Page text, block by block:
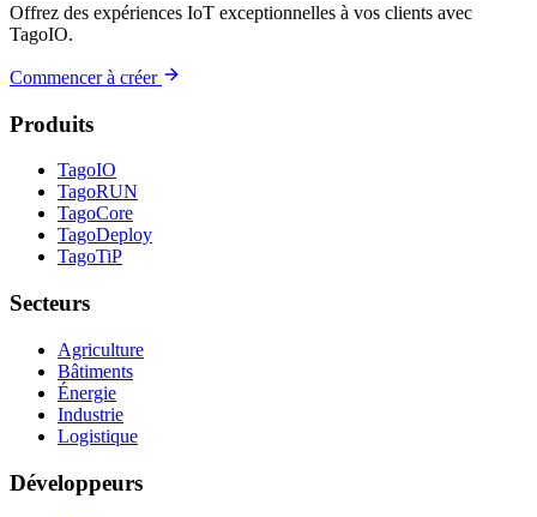
Offrez des expériences IoT exceptionnelles à vos clients avec
TagoIO.
Commencer à créer
Produits
TagoIO
TagoRUN
TagoCore
TagoDeploy
TagoTiP
Secteurs
Agriculture
Bâtiments
Énergie
Industrie
Logistique
Développeurs